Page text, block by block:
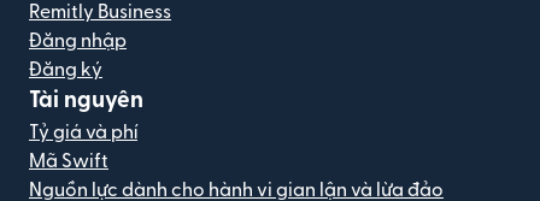
Remitly Business
Đăng nhập
Đăng ký
Tài nguyên
Tỷ giá và phí
Mã Swift
Nguồn lực dành cho hành vi gian lận và lừa đảo